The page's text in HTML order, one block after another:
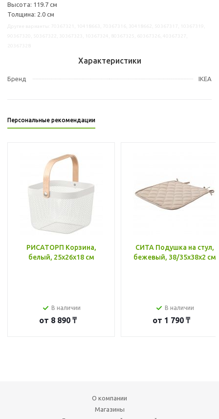
Высота: 119.7 см
Толщина: 2.0 см
Характеристики
Бренд IKEA
Персональные рекомендации
РИСАТОРП Корзина,
белый, 25x26x18 см
В наличии
от 8 890 ₸
СИТА Подушка на стул,
бежевый, 38/35x38x2 см
В наличии
от 1 790 ₸
О компании
Магазины